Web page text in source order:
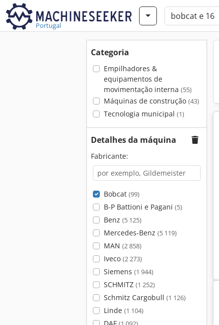
Portugal
Categoria
Empilhadores &
equipamentos de
movimentação interna (55)
Máquinas de construção (43)
Tecnologia municipal (1)
Detalhes da máquina
Fabricante:
Bobcat (99)
B-P Battioni e Pagani (5)
Benz (5 125)
Mercedes-Benz (5 119)
MAN (2 858)
Iveco (2 273)
Siemens (1 944)
SCHMITZ (1 252)
Schmitz Cargobull (1 126)
Linde (1 104)